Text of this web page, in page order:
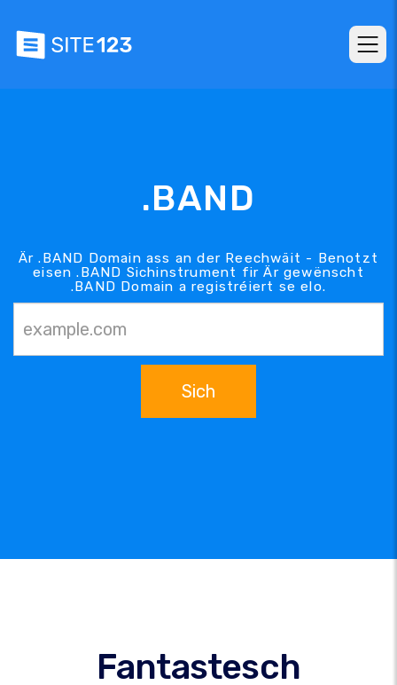
.BAND
Är .BAND Domain ass an der Reechwäit - Benotzt
eisen .BAND Sichinstrument fir Är gewënscht
.BAND Domain a registréiert se elo.
Sich
Fantastesch